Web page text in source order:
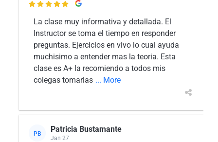

La clase muy informativa y detallada. El
Instructor se toma el tiempo en responder
preguntas. Ejercicios en vivo lo cual ayuda
muchisimo a entender mas la teoria. Esta
clase es A+ la recomiendo a todos mis
colegas tomarlas ... More
PB Patricia Bustamante
Jan 27